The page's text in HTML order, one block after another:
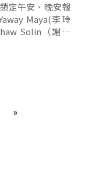
定午安、晚安報
Solin（謝俊
淮薇) 、Aras
萱)、ljavaus(楊
»